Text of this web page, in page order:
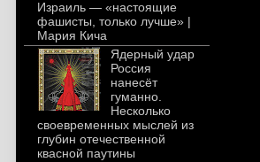
Израиль — «настоящие
фашисты, только лучше» |
Мария Кича
Ядерный удар
Россия
нанесёт
гуманно.
Несколько
своевременных мыслей из
глубин отечественной
квасной паутины